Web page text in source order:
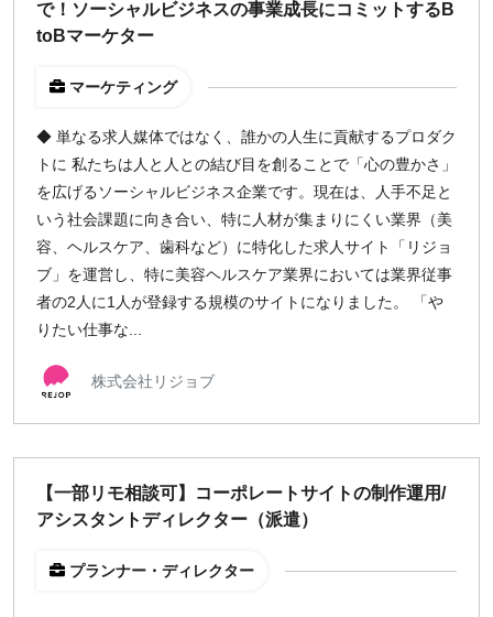
で！ソーシャルビジネスの事業成長にコミットするB
toBマーケター
マーケティング
◆ 単なる求人媒体ではなく、誰かの人生に貢献するプロダク
トに 私たちは人と人との結び目を創ることで「心の豊かさ」
を広げるソーシャルビジネス企業です。現在は、人手不足と
いう社会課題に向き合い、特に人材が集まりにくい業界（美
容、ヘルスケア、歯科など）に特化した求人サイト「リジョ
ブ」を運営し、特に美容ヘルスケア業界においては業界従事
者の2人に1人が登録する規模のサイトになりました。 「や
りたい仕事な...
株式会社リジョブ
【一部リモ相談可】コーポレートサイトの制作運用/
アシスタントディレクター（派遣）
プランナー・ディレクター